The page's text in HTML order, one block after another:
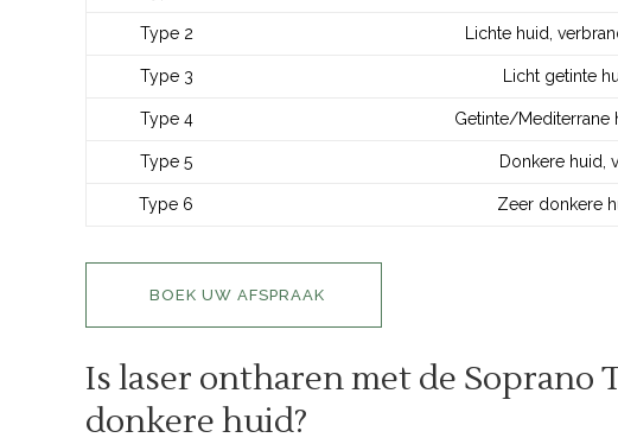
Type 2 Lichte huid,
Type 3 Licht getinte
Type 4 Getinte/Mediterrane
Type 5 Donkere huid,
Type 6 Zeer donkere
BOEK UW AFSPRAAK
Is laser ontharen met de Soprano
donkere huid?